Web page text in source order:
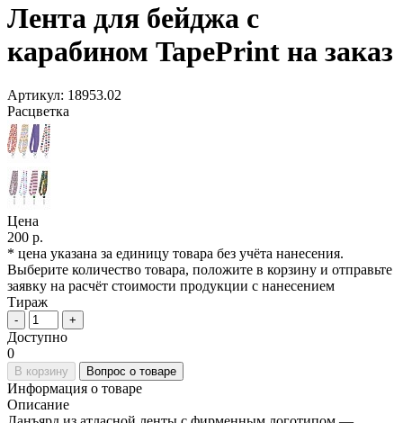
Лента для бейджа с
карабином TapePrint на заказ
Артикул: 18953.02
Расцветка
Цена
200 р.
* цена указана за единицу товара без учёта нанесения.
Выберите количество товара, положите в корзину и отправьте
заявку на расчёт стоимости продукции с нанесением
Тираж
- +
Доступно
0
В корзину Вопрос о товаре
Информация о товаре
Описание